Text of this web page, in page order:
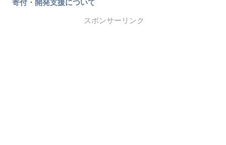
寄付・開発支援について
スポンサーリンク